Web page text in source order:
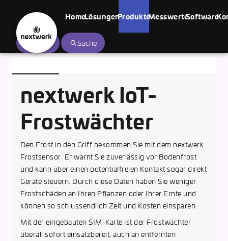
nextwerk
Solutions
HomeLösungenProdukteMesswerteSoftware
Suche
nextwerk IoT-
Frostwächter
Den Frost in den Griff bekommen Sie mit dem nextwerk
Frostsensor. Er warnt Sie zuverlässig vor Bodenfrost
und kann über einen potentialfreien Kontakt sogar direkt
Geräte steuern. Durch diese Daten haben Sie weniger
Frostschäden an Ihren Pflanzen oder Ihrer Ernte und
können so schlussendlich Zeit und Kosten einsparen.
Mit der eingebauten SIM-Karte ist der Frostwächter
überall sofort einsatzbereit, auch an entfernten